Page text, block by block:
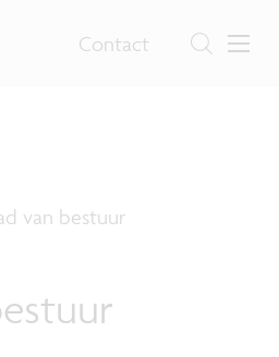
Contact
van bestuur